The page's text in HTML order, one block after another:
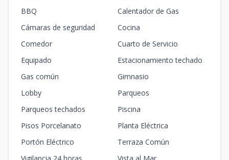
BBQ
Calentador de Gas
Cámaras de seguridad
Cocina
Comedor
Cuarto de Servicio
Equipado
Estacionamiento techado
Gas común
Gimnasio
Lobby
Parqueos
Parqueos techados
Piscina
Pisos Porcelanato
Planta Eléctrica
Portón Eléctrico
Terraza Común